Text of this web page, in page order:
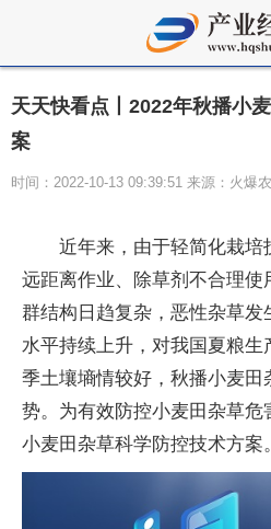
天天快看点丨2022年秋播小
案
时间：2022-10-13 09:39:51 来源：火爆
近年来，由于轻简化栽培
远距离作业、除草剂不合理使
群结构日趋复杂，恶性杂草发
水平持续上升，对我国夏粮生
季土壤墒情较好，秋播小麦田
势。为有效防控小麦田杂草危
小麦田杂草科学防控技术方案。